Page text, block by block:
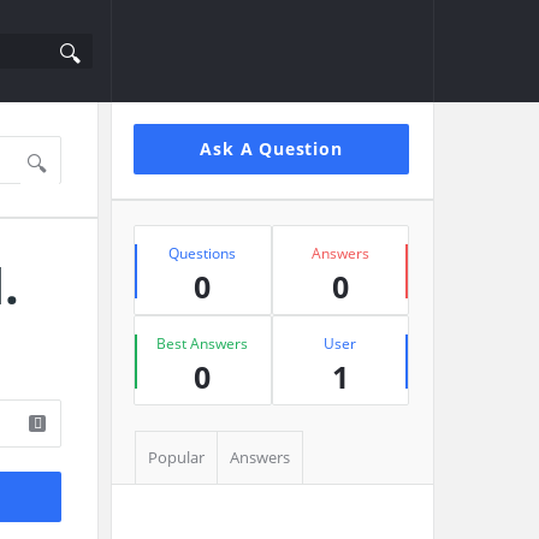
Sidebar
Ask A Question
Stats
Questions
0
Answers
0
Best Answers
0
User
1
Popular Answers